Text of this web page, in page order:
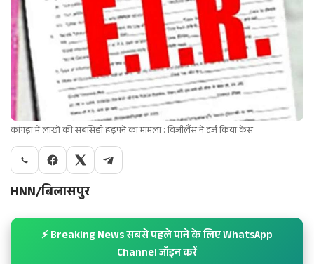
कांगड़ा में लाखों की सबसिडी हड़पने का मामला : विजीलैंस ने दर्ज किया केस
HNN/बिलासपुर
⚡ Breaking News सबसे पहले पाने के लिए WhatsApp
Channel जॉइन करें